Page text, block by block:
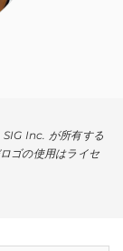
Inc. が所有する
ゴの使用はライセ